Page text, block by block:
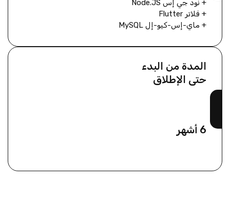
+ نود جي إس Node.JS
+ فلاتر Flutter
+ ماي-إس-كيو-إل MySQL
المدة من البدء
حتى الإطلاق
6 أشهر